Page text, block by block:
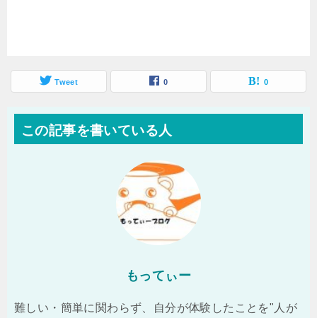
Tweet 0 0
この記事を書いている人
もってぃー
難しい・簡単に関わらず、自分が体験したことを"人が